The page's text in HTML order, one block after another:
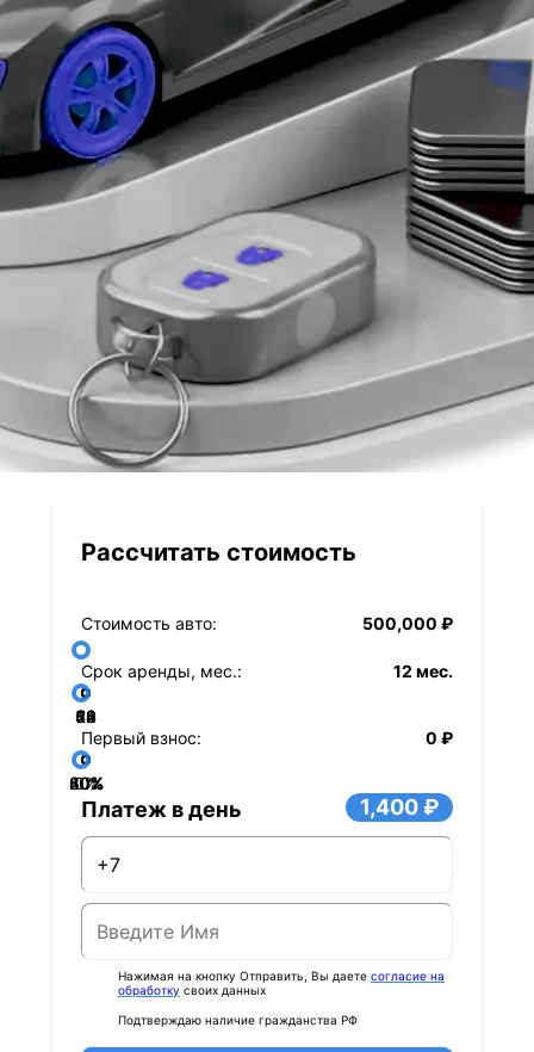
Рассчитать стоимость
Стоимость авто: 500,000 ₽
Срок аренды, мес.: 12 мес.
12
24
36
48
60
72
84
Первый взнос:
0 ₽
0%
20%
40%
60%
80%
Платеж в день 1,400 ₽
Нажимая на кнопку Отправить, Вы даете согласие на
обработку своих данных
Подтверждаю наличие гражданства РФ